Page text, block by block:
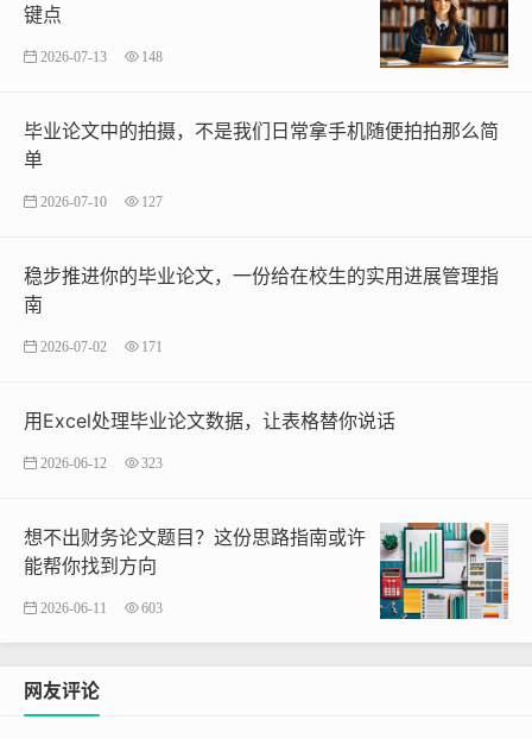
键点
2026-07-13 148
毕业论文中的拍摄，不是我们日常拿手机随便拍拍那么简
单
2026-07-10 127
稳步推进你的毕业论文，一份给在校生的实用进展管理指
南
2026-07-02 171
用Excel处理毕业论文数据，让表格替你说话
2026-06-12 323
想不出财务论文题目？这份思路指南或许
能帮你找到方向
2026-06-11 603
网友评论